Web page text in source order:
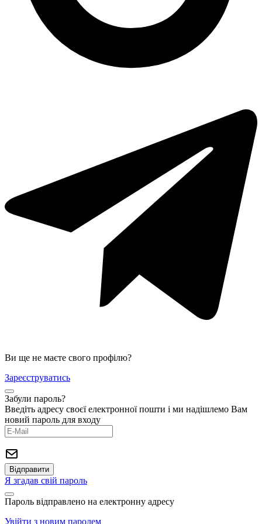
Посуд для суші купити одеса
Ви ще не маєте свого профілю?
Зареєструватись
Забули пароль?
Введіть адресу своєї електронної пошти і ми надішлемо Вам
новий пароль для входу
Я згадав свій пароль
Пароль відправлено на електронну адресу
Увійти з новим паролем